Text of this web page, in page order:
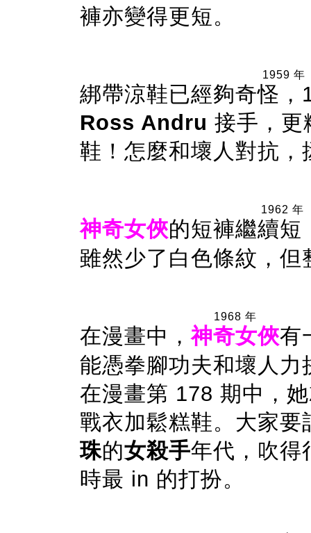
褲亦變得更短。
1959 年
綁帶涼鞋已經夠奇怪
Ross Andru 接手，更
鞋！怎麼和壞人對抗，
1962 年
神奇女俠的短褲繼續短
雖然少了白色條紋，
1968 年
在漫畫中，神奇女俠有
能憑拳腳功夫和壞人
在漫畫第 178 期中，
戰衣加鬆糕鞋。大家
珠的女殺手年代，吹得
時最 in 的打扮。